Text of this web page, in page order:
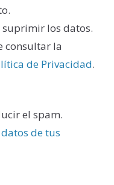
suprimir los datos.
consultar la
de Privacidad.
el spam.
de tus